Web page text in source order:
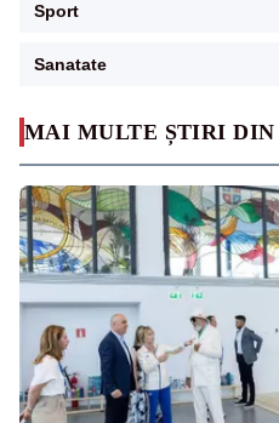
MAI MULTE ȘTIRI DIN
Sport
Sanatate